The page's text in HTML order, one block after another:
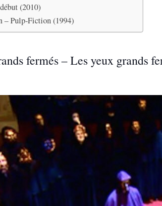
(2010)
– Pulp-Fiction (1994)
fermés – Les yeux grands